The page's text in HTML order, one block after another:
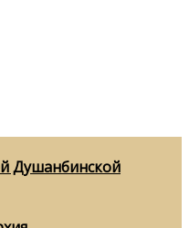
Душанбинской